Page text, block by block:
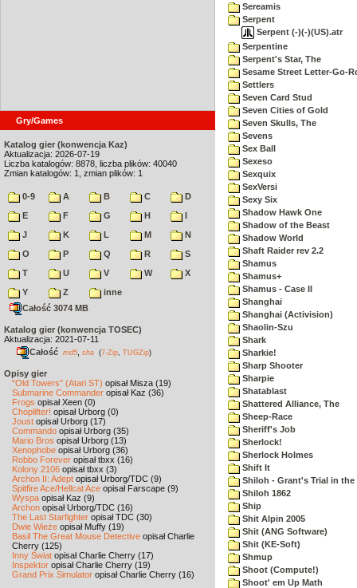
Gry/Games
Katalog gier (konwencja Kaz)
Aktualizacja: 2026-07-19
Liczba katalogów: 8878, liczba plików: 40040
Zmian katalogów: 1, zmian plików: 1
0-9 A B C
D
E
F G H
I
J
K L M
N
O
P Q R
S
T
U V W
X
Y
Z
inne
Całość 3074 MB
Katalog gier (konwencja TOSEC)
Aktualizacja: 2021-07-11
Całość md5 sha (7-Zip TUGZip)
Opisy gier
"Old Towers" (Atari ST) opisał Misza (19)
Submarine Commander opisał Kaz (36)
Frogs opisał Xeen (0)
Choplifter! opisał Urborg (0)
Joust opisał Urborg (17)
Commando opisał Urborg (35)
Mario Bros opisał Urborg (13)
Xenophobe opisał Urborg (36)
Robbo Forever opisał tbxx (16)
Kolony 2106 opisał tbxx (3)
Archon II: Adept opisał Urborg/TDC (9)
Spitfire Ace/Hellcat Ace opisał Farscape (9)
Wyspa opisał Kaz (9)
Archon opisał Urborg/TDC (16)
The Last Starfighter opisał TDC (30)
Dwie Wieże opisał Muffy (19)
Basil The Great Mouse Detective opisał Charlie
Cherry (125)
Inny Świat opisał Charlie Cherry (17)
Inspektor opisał Charlie Cherry (19)
Grand Prix Simulator opisał Charlie Cherry (16)
Sereamis
Serpent
Serpent (-)(-)(US).atr
Serpentine
Serpent's Star, The
Sesame Street Letter-Go-
Settlers
Seven Card Stud
Seven Cities of Gold
Seven Skulls, The
Sevens
Sex Ball
Sexeso
Sexquix
SexVersi
Sexy Six
Shadow Hawk One
Shadow of the Beast
Shadow World
Shaft Raider rev 2.2
Shamus
Shamus+
Shamus - Case II
Shanghai
Shanghai (Activision)
Shaolin-Szu
Shark
Sharkie!
Sharp Shooter
Sharpie
Shatablast
Shattered Alliance, The
Sheep-Race
Sheriff's Job
Sherlock!
Sherlock Holmes
Shift It
Shiloh - Grant's Trial in the
Shiloh 1862
Ship
Shit Alpin 2005
Shit (ANG Software)
Shit (KE-Soft)
Shmup
Shoot (Compute!)
Shoot' em Up Math